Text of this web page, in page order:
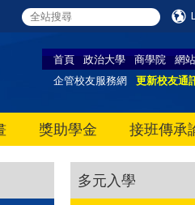
首頁 政治大學 商學院
網
企管校友服務網
更新校友通
獎助學金 接班傳承
多元入學